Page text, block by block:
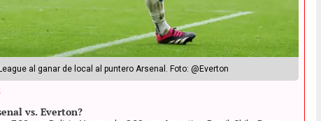
al ganar de local al puntero Arsenal. Foto: @Everton
vs. Everton?